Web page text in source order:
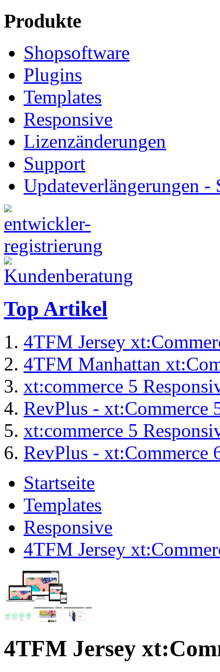
Produkte
Shopsoftware
Plugins
Templates
Responsive
Lizenzänderungen
Support
Updateverlängerungen -
Top Artikel
4TFM Jersey
4TFM Manhattan
xt:commerce 5
RevPlus - xt:Commerce
xt:commerce 5
RevPlus - xt:Commerce
Startseite
Templates
Responsive
4TFM Jersey
4TFM Jersey